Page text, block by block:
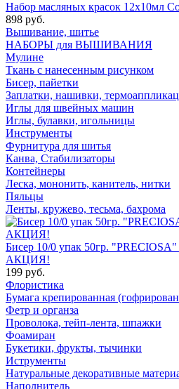
Набор масляных красок 12х10мл
898 руб.
Вышивание, шитье
НАБОРЫ для ВЫШИВАНИЯ
Мулине
Ткань с нанесенным рисунком
Бисер, пайетки
Заплатки, нашивки,
Иглы для швейных машин
Иглы, булавки, игольницы
Инструменты
Фурнитура для шитья
Канва, Стабилизаторы
Контейнеры
Леска, мононить, канитель, нитки
Пяльцы
Ленты, кружево, тесьма, бахрома
Бисер 10/0 упак 50гр.
АКЦИЯ!
199 руб.
Флористика
Бумага крепированная
Фетр и органза
Проволока, тейп-лента, шпажки
Фоамиран
Букетики, фрукты, тычинки
Иструменты
Натуральные декоративные
Наполнитель